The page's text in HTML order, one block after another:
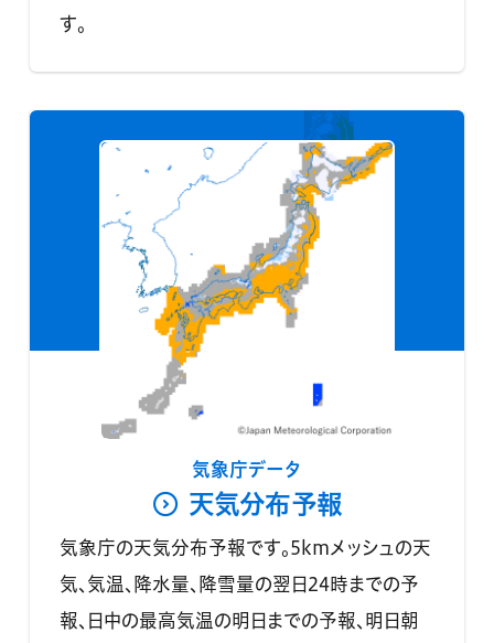
す。
気象庁データ
天気分布予報
気象庁の天気分布予報です。5kmメッシュの天
気、気温、降水量、降雪量の翌日24時までの予
報、日中の最高気温の明日までの予報、明日朝